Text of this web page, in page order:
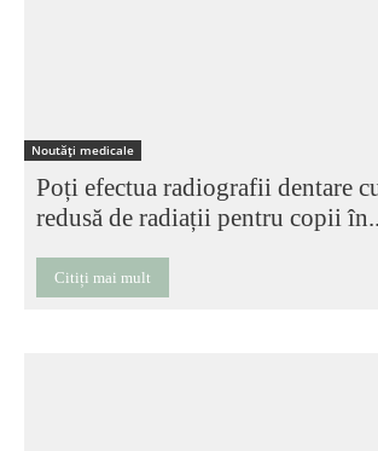
Noutăți medicale
Poți efectua radiografii dentare
redusă de radiații pentru copii
Citiți mai mult